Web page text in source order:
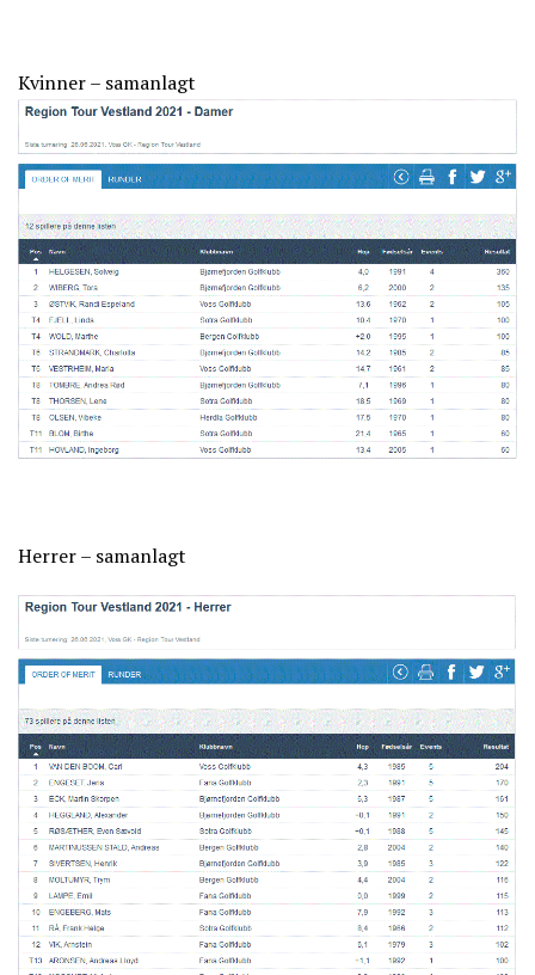
Kvinner – samanlagt
Herrer – samanlagt